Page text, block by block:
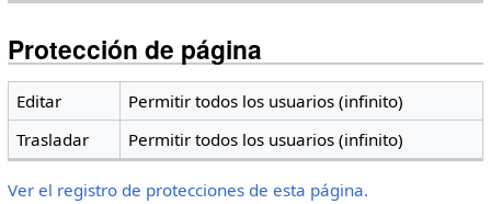
Protección de página
Editar
Permitir todos los usuarios (infinito)
Trasladar
Permitir todos los usuarios (infinito)
Ver el registro de protecciones de esta página.